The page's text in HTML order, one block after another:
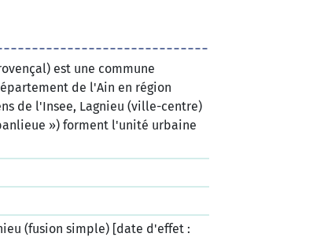
est une commune
de l'Ain en région
de l'Insee, Lagnieu (ville-centre)
») forment l'unité urbaine
(fusion simple) [date d'effet :